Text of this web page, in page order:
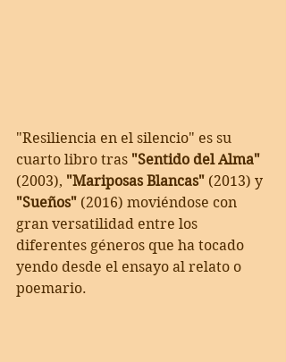
"Resiliencia en el silencio" es su
cuarto libro tras "Sentido del Alma"
(2003), "Mariposas Blancas" (2013) y
"Sueños" (2016) moviéndose con
gran versatilidad entre los
diferentes géneros que ha tocado
yendo desde el ensayo al relato o
poemario.